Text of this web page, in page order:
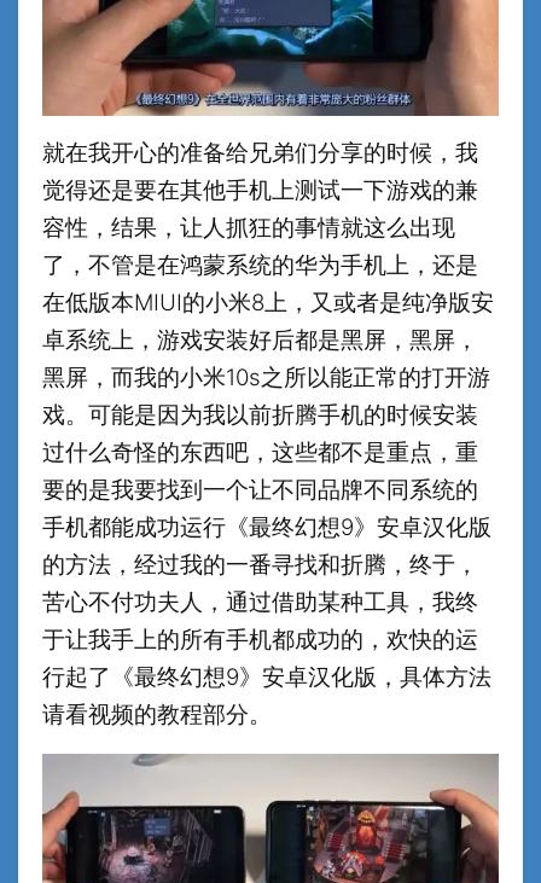
就在我开心的准备给兄弟们分享的时候，我
觉得还是要在其他手机上测试一下游戏的兼
容性，结果，让人抓狂的事情就这么出现
了，不管是在鸿蒙系统的华为手机上，还是
在低版本MIUI的小米8上，又或者是纯净版安
卓系统上，游戏安装好后都是黑屏，黑屏，
黑屏，而我的小米10s之所以能正常的打开游
戏。可能是因为我以前折腾手机的时候安装
过什么奇怪的东西吧，这些都不是重点，重
要的是我要找到一个让不同品牌不同系统的
手机都能成功运行《最终幻想9》安卓汉化版
的方法，经过我的一番寻找和折腾，终于，
苦心不付功夫人，通过借助某种工具，我终
于让我手上的所有手机都成功的，欢快的运
行起了《最终幻想9》安卓汉化版，具体方法
请看视频的教程部分。